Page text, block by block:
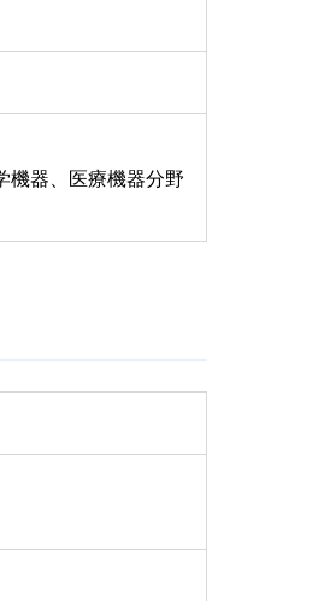
機器、医療機器分野